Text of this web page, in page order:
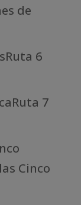
de
6
7
Cinco